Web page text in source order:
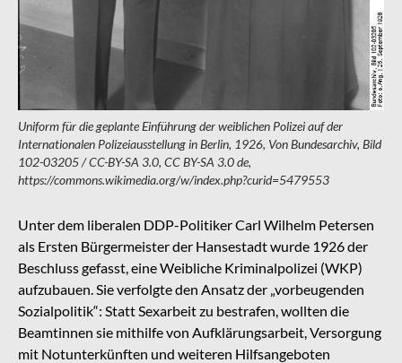
Uniform für die geplante Einführung der weiblichen Polizei auf der
Internationalen Polizeiausstellung in Berlin, 1926, Von Bundesarchiv, Bild
102-03205 / CC-BY-SA 3.0, CC BY-SA 3.0 de,
https://commons.wikimedia.org/w/index.php?curid=5479553
Unter dem liberalen DDP-Politiker Carl Wilhelm Petersen
als Ersten Bürgermeister der Hansestadt wurde 1926 der
Beschluss gefasst, eine Weibliche Kriminalpolizei (WKP)
aufzubauen. Sie verfolgte den Ansatz der „vorbeugenden
Sozialpolitik“: Statt Sexarbeit zu bestrafen, wollten die
Beamtinnen sie mithilfe von Aufklärungsarbeit, Versorgung
mit Notunterkünften und weiteren Hilfsangeboten